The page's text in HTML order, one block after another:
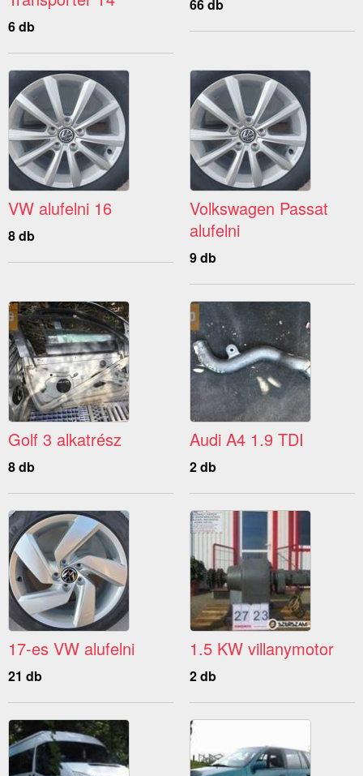
6 db
66 db
VW alufelni 16
8 db
Volkswagen Passat
alufelni
9 db
Golf 3 alkatrész
8 db
Audi A4 1.9 TDI
2 db
17-es VW alufelni
21 db
1.5 KW villanymotor
2 db